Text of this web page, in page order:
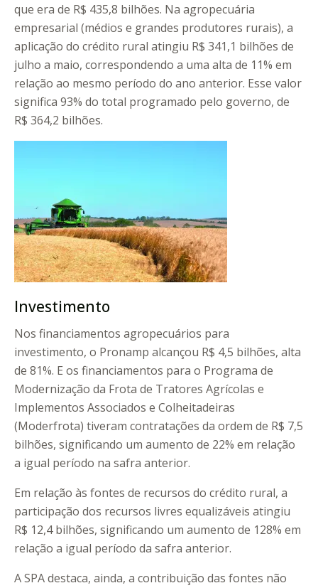
que era de R$ 435,8 bilhões. Na agropecuária
empresarial (médios e grandes produtores rurais), a
aplicação do crédito rural atingiu R$ 341,1 bilhões de
julho a maio, correspondendo a uma alta de 11% em
relação ao mesmo período do ano anterior. Esse valor
significa 93% do total programado pelo governo, de
R$ 364,2 bilhões.
Investimento
Nos financiamentos agropecuários para
investimento, o Pronamp alcançou R$ 4,5 bilhões, alta
de 81%. E os financiamentos para o Programa de
Modernização da Frota de Tratores Agrícolas e
Implementos Associados e Colheitadeiras
(Moderfrota) tiveram contratações da ordem de R$ 7,5
bilhões, significando um aumento de 22% em relação
a igual período na safra anterior.
Em relação às fontes de recursos do crédito rural, a
participação dos recursos livres equalizáveis atingiu
R$ 12,4 bilhões, significando um aumento de 128% em
relação a igual período da safra anterior.
A SPA destaca, ainda, a contribuição das fontes não